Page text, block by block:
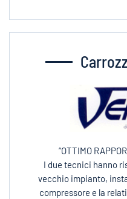
“OTTIMO
I due tecnici hanno
vecchio impianto,
compressore e la